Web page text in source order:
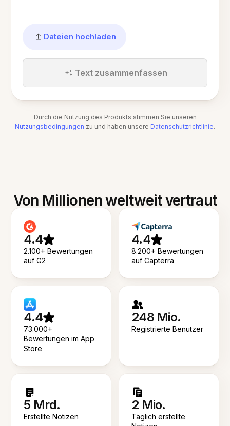
Dateien hochladen
Text zusammenfassen
Durch die Nutzung des Produkts stimmen Sie unseren
Nutzungsbedingungen zu und haben unsere Datenschutzrichtlinie.
Von Millionen weltweit vertraut
4.4
2.100+ Bewertungen
auf G2
4.4
8.200+ Bewertungen
auf Capterra
4.4
73.000+
Bewertungen im App
Store
248 Mio.
Registrierte Benutzer
5 Mrd.
Erstellte Notizen
2 Mio.
Täglich erstellte